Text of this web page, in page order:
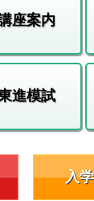
座案内
進模試
入